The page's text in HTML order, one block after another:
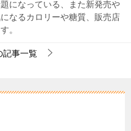
になっている、また新発売や
なるカロリーや糖質、販売店
。
記事一覧